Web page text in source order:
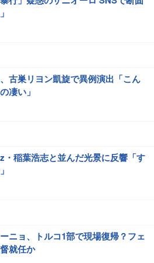
古巣リヨン凱旋で異例演出「こん
凄い」
・稲葉浩志と並んだ光景に反響「す
ニョ、トルコ1部で現場復帰？フェ
就任か